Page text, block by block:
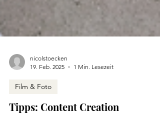
nicolstoecken
19. Feb. 2025
1 Min. Lesezeit